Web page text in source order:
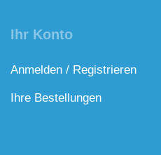
Ihr Konto
Anmelden / Registrieren
Ihre Bestellungen